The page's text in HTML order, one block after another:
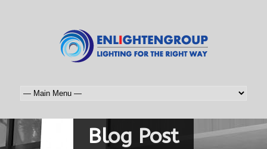
Blog Post